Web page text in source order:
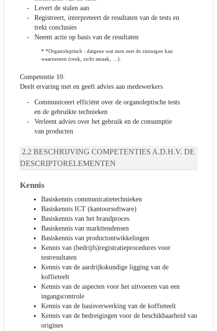
Levert de stalen aan
Registreert, interpreteert de resultaten van de tests en
trekt conclusies
Neemt actie op basis van de resultaten
* *Organoleptisch : datgene wat men met de zintuigen kan
waarnemen (reuk, zicht smaak, …).
Competentie 10:
Deelt ervaring met en geeft advies aan medewerkers
Communiceert efficiënt over de organoleptische tests
en de gebruikte technieken
Verleent advies over het gebruik en de consumptie
van producten
BESCHRIJVING COMPETENTIES A.D.H.V. DE
DESCRIPTORELEMENTEN
Kennis
Basiskennis communicatietechnieken
Basiskennis ICT (kantoorsoftware)
Basiskennis van het brandproces
Basiskennis van markttendensen
Basiskennis van productontwikkelingen
Kennis van (bedrijfs)registratieprocedures voor
testresultaten
Kennis van de aardrijkskundige ligging van de
koffieteelt
Kennis van de aspecten voor het uitvoeren van een
ingangscontrole
Kennis van de basisverwerking van de koffieteelt
Kennis van de bedreigingen voor de beschikbaarheid van
origines